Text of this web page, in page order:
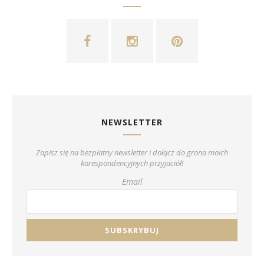
NEWSLETTER
Zapisz się na bezpłatny newsletter i dołącz do grona moich
korespondencyjnych przyjaciół!
Email